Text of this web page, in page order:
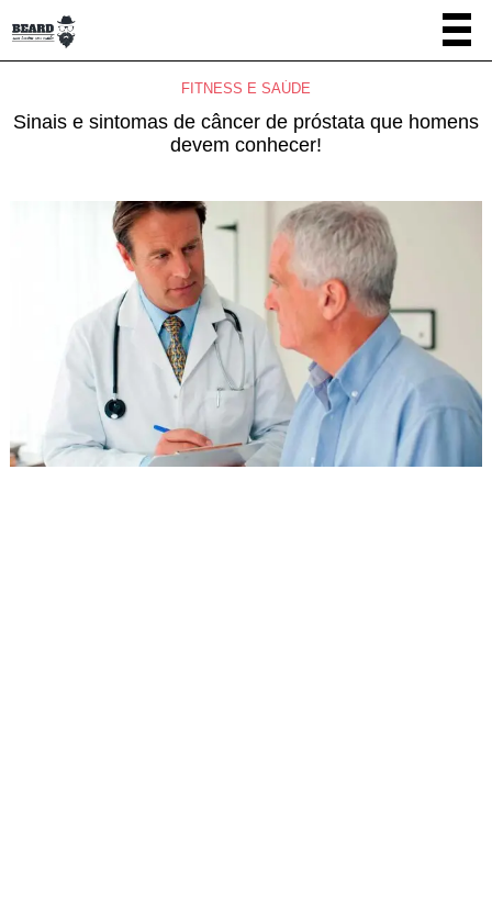
FITNESS E SAÚDE
Sinais e sintomas de câncer de próstata que homens
devem conhecer!